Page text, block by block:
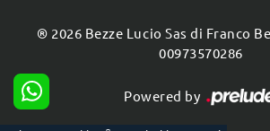
® 2026 Bezze Lucio Sas di Franco
00973570286
Powered by